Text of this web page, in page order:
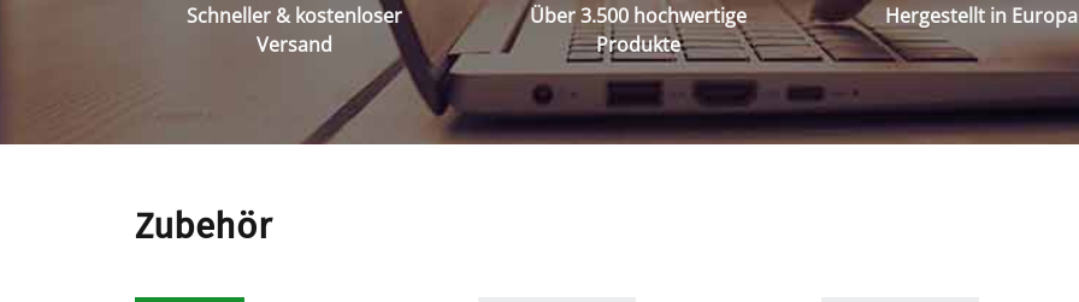
Schneller & kostenloser
Versand
Über 3.500 hochwertige
Produkte
Hergestellt in Europa
Zubehör